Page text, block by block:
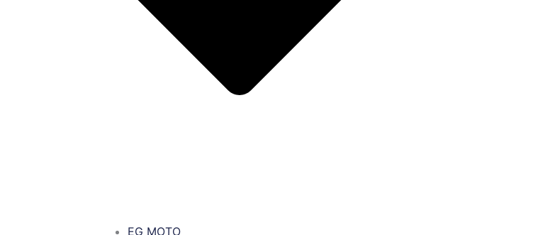
EG MOTO